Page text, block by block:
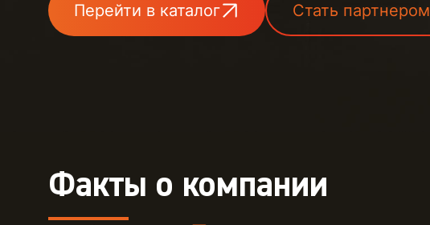
Перейти в каталог Стать партнером
Факты о компании